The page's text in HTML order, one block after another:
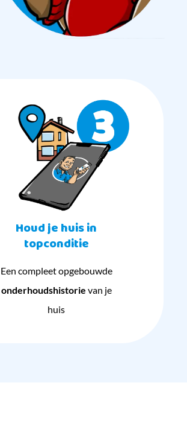
Houd je huis in
topconditie
Een compleet opgebouwde
onderhoudshistorie van je
huis